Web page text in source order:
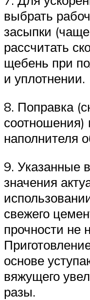
выбрать
засыпки
рассчитать
щебень при
и уплотнении.
8. Поправка
соотношения)
наполнителя
9. Указанные
значения
свежего
прочности не
основе
вяжущего
разы.